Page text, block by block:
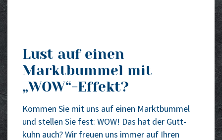
Lust auf einen
Marktbummel mit
„WOW“-Effekt?
Kom­men Sie mit uns auf einen Markt­bum­mel
und stel­len Sie fest: WOW! Das hat der Gutt­
kuhn auch? Wir freu­en uns immer auf Ihren